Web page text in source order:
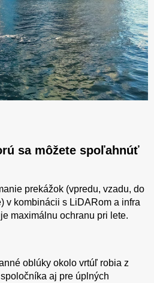
sa môžete spoľahnúť
prekážok (vpredu, vzadu, do
v kombinácii s LiDARom a infra
maximálnu ochranu pri lete.
oblúky okolo vrtúľ robia z
aj pre úplných